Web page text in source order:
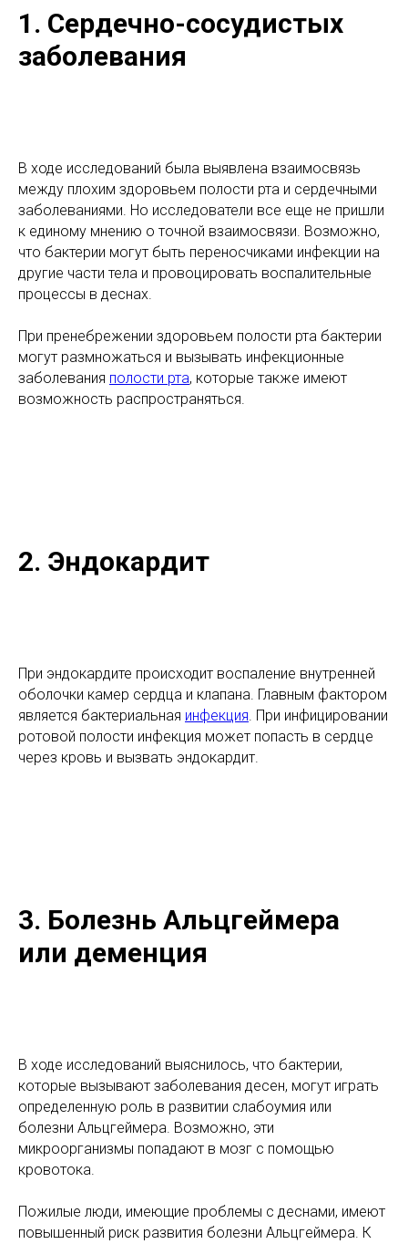
1. Сердечно-сосудистых
заболевания
В ходе исследований была выявлена взаимосвязь
между плохим здоровьем полости рта и сердечными
заболеваниями. Но исследователи все еще не пришли
к единому мнению о точной взаимосвязи. Возможно,
что бактерии могут быть переносчиками инфекции на
другие части тела и провоцировать воспалительные
процессы в деснах.
При пренебрежении здоровьем полости рта бактерии
могут размножаться и вызывать инфекционные
заболевания полости рта, которые также имеют
возможность распространяться.
2. Эндокардит
При эндокардите происходит воспаление внутренней
оболочки камер сердца и клапана. Главным фактором
является бактериальная инфекция. При инфицировании
ротовой полости инфекция может попасть в сердце
через кровь и вызвать эндокардит.
3. Болезнь Альцгеймера
или деменция
В ходе исследований выяснилось, что бактерии,
которые вызывают заболевания десен, могут играть
определенную роль в развитии слабоумия или
болезни Альцгеймера. Возможно, эти
микроорганизмы попадают в мозг с помощью
кровотока.
Пожилые люди, имеющие проблемы с деснами, имеют
повышенный риск развития болезни Альцгеймера. К